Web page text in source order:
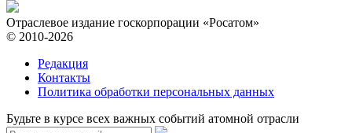
Отраслевое издание госкорпорации «Росатом»
© 2010-2026
Редакция
Контакты
Политика обработки персональных данных
Будьте в курсе всех важных событий атомной отрасли